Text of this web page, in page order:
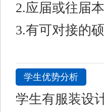
2.应届或往届
3.有可对接的
学生优势分析
学生有服装设